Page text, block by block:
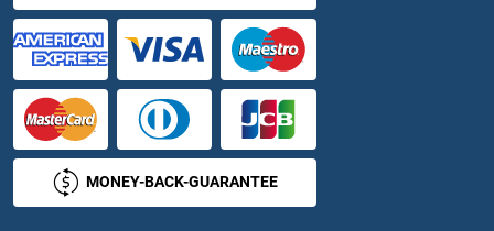
SNRNP200 Anticorps
SNRNP25 Anticorps
SNRNP27 Anticorps
SNRNP35 Anticorps
MONEY-BACK-GUARANTEE